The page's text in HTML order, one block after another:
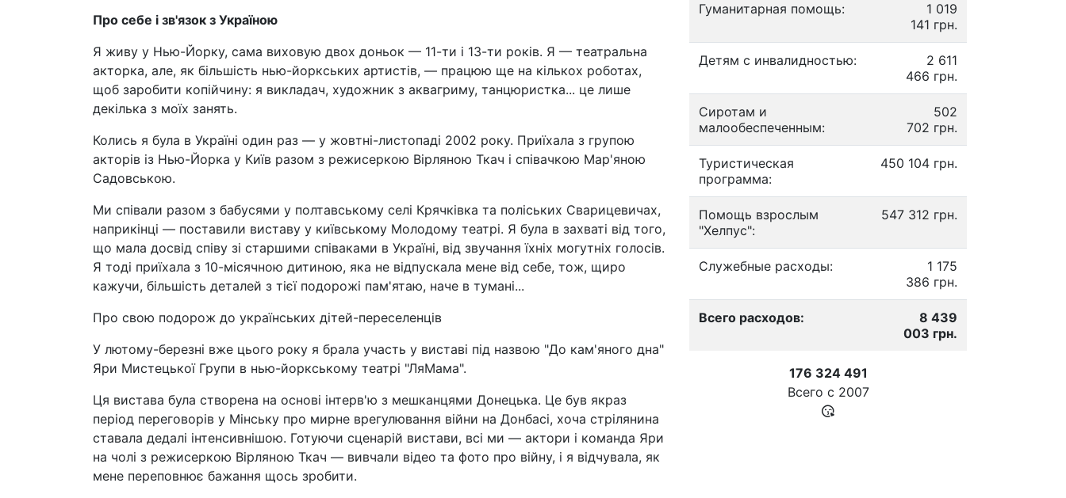
Про себе і зв'язок з Україною
Я живу у Нью-Йорку, сама виховую двох доньок — 11-ти і 13-ти років. Я — театральна
акторка, але, як більшість нью-йоркських артистів, — працюю ще на кількох роботах,
щоб заробити копійчину: я викладач, художник з аквагриму, танцюристка... це лише
декілька з моїх занять.
Колись я була в Україні один раз — у жовтні-листопаді 2002 року. Приїхала з групою
акторів із Нью-Йорка у Київ разом з режисеркою Вірляною Ткач і співачкою Мар'яною
Садовською.
Ми співали разом з бабусями у полтавському селі Крячківка та поліських Сварицевичах,
наприкінці — поставили виставу у київському Молодому театрі. Я була в захваті від того,
що мала досвід співу зі старшими співаками в Україні, від звучання їхніх могутніх голосів.
Я тоді приїхала з 10-місячною дитиною, яка не відпускала мене від себе, тож, щиро
кажучи, більшість деталей з тієї подорожі пам'ятаю, наче в тумані...
Про свою подорож до українських дітей-переселенців
У лютому-березні вже цього року я брала участь у виставі під назвою "До кам'яного дна"
Яри Мистецької Групи в нью-йоркському театрі "ЛяМама".
Ця вистава була створена на основі інтерв'ю з мешканцями Донецька. Це був якраз
період переговорів у Мінську про мирне врегулювання війни на Донбасі, хоча стрілянина
ставала дедалі інтенсивнішою. Готуючи сценарій вистави, всі ми — актори і команда Яри
на чолі з режисеркою Вірляною Ткач — вивчали відео та фото про війну, і я відчувала, як
мене переповнює бажання щось зробити.
Гуманитарная помощь:
1 019
141 грн.
Детям с инвалидностью:
2 611
466 грн.
Сиротам и
малообеспеченным:
502
702 грн.
Туристическая
программа:
450 104 грн.
Помощь взрослым
"Хелпус":
547 312 грн.
Служебные расходы:
1 175
386 грн.
Всего расходов:
8 439
003 грн.
176 324 491
Всего с 2007